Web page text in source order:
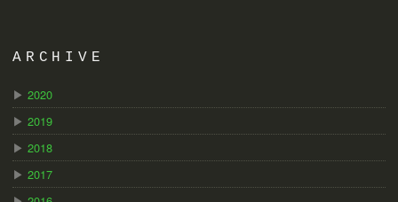
ARCHIVE
▶ 2020
▶ 2019
▶ 2018
▶ 2017